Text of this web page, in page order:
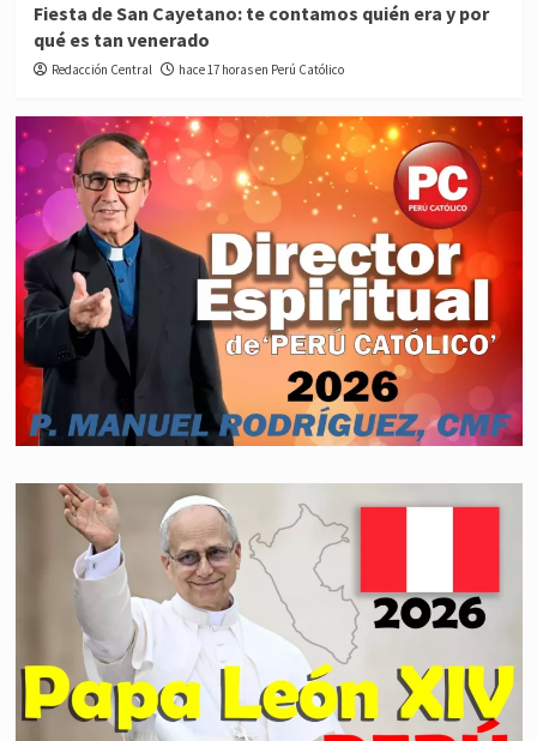
Fiesta de San Cayetano: te contamos quién era y por
qué es tan venerado
Redacción Central hace 17 horas en Perú Católico